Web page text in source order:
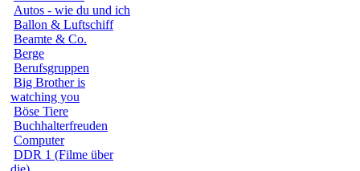
Autos - wie du und ich
Ballon & Luftschiff
Beamte & Co.
Berge
Berufsgruppen
Big Brother is
watching you
Böse Tiere
Buchhalterfreuden
Computer
DDR 1 (Filme über